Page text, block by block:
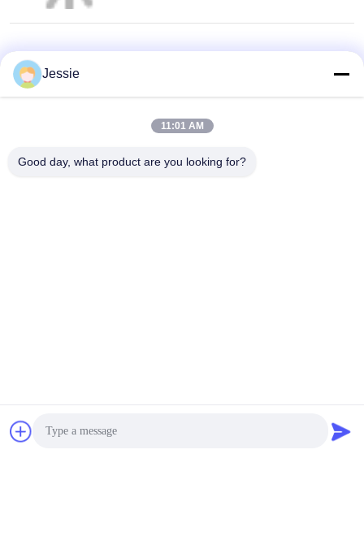
Jessie
11:01 AM
Good day, what product are you looking for?